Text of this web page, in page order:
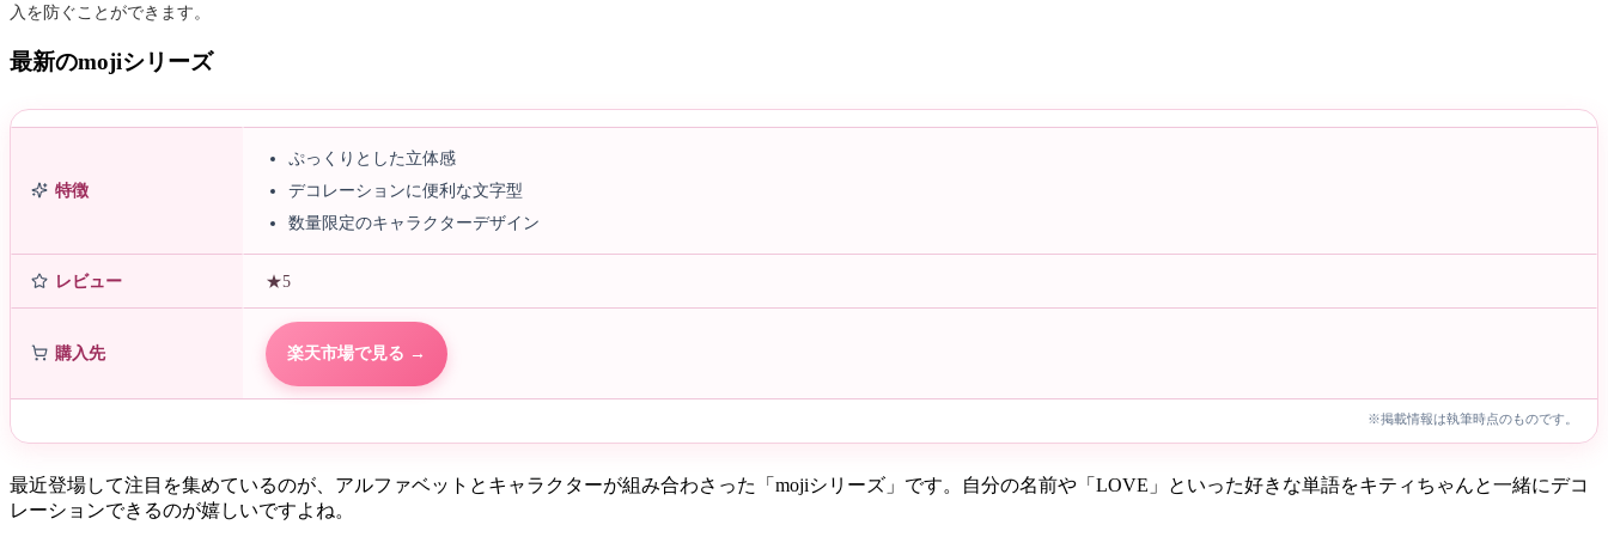
入を防ぐことができます。
最新のmojiシリーズ
特徴
ぷっくりとした立体感
デコレーションに便利な文字型
数量限定のキャラクターデザイン
レビュー ★5
購入先 楽天市場で見る →
※掲載情報は執筆時点のものです。
最近登場して注目を集めているのが、アルファベットとキャラクターが組み合わさった「mojiシリーズ」です。自分の名前や「LOVE」といった好きな単語をキティちゃんと一緒にデコ
レーションできるのが嬉しいですよね。